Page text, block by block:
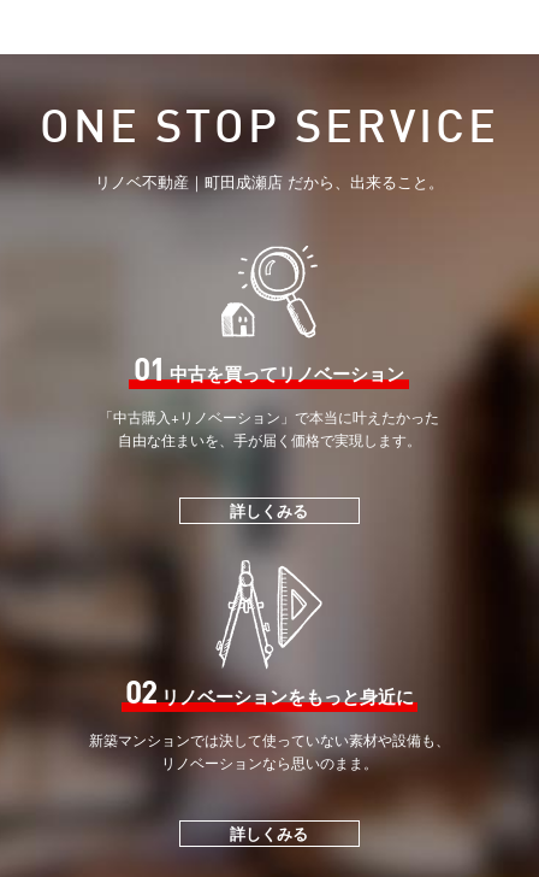
ONE STOP SERVICE
リノベ不動産｜町田成瀬店 だから、出来ること。
01中古を買ってリノベーション
「中古購入+リノベーション」で本当に叶えたかった
自由な住まいを、手が届く価格で実現します。
詳しくみる
02リノベーションをもっと身近に
新築マンションでは決して使っていない素材や設備も、
リノベーションなら思いのまま。
詳しくみる